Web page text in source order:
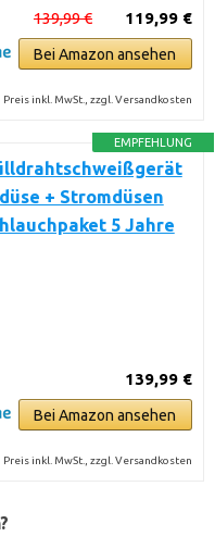
119,99 €
139,99 €
Bei Amazon ansehen
Preis inkl. MwSt., zzgl. Versandkosten
EMPFEHLUNG
+ Stromdüsen
5 Jahre
139,99 €
Bei Amazon ansehen
Preis inkl. MwSt., zzgl. Versandkosten